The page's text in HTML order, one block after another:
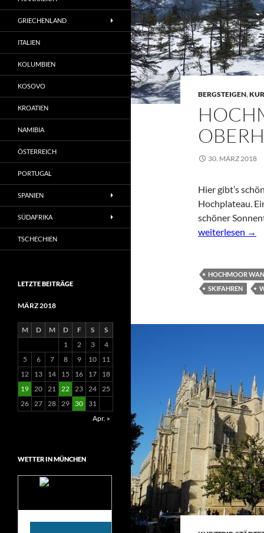
BERGSTEIGEN,
30. MÄRZ 2018
Hier gibt’s
Hochplateau.
schöner
Hochmoor
weiterlesen →
HOCHMOOR
SKIFAHREN
GRIECHENLAND
ITALIEN
KOLUMBIEN
KOSOVO
KROATIEN
NAMIBIA
ÖSTERREICH
PORTUGAL
SPANIEN
SÜDAFRIKA
TSCHECHIEN
LETZTE BEITRÄGE
MÄRZ 2018
M D M D F S
S
1
2 3
4
5
6 7 8 9 10
11
12
13 14 15 16 17
18
19 20 21 22 23 24 25
26 27 28 29 30
31
Apr. »
WETTER IN MÜNCHEN